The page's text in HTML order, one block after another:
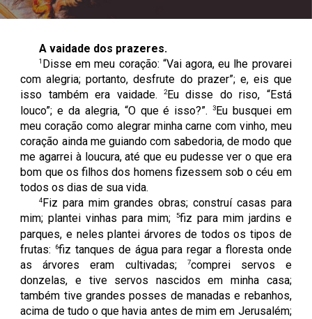
A vaidade dos prazeres.
1 Disse em meu coração: “Vai agora, eu lhe provarei
com alegria; portanto, desfrute do prazer”; e, eis que
isso também era vaidade.
2Eu disse do riso, “Está
louco”; e da alegria, “O que é isso?”.
3Eu busquei em
meu coração como alegrar minha carne com vinho, meu
coração ainda me guiando com sabedoria, de modo que
me agarrei à loucura, até que eu pudesse ver o que era
bom que os filhos dos homens fizessem sob o céu em
todos os dias de sua vida.
4 Fiz para mim grandes obras; construí casas para
mim; plantei vinhas para mim;
5fiz para mim jardins e
parques, e neles plantei árvores de todos os tipos de
frutas:
6fiz tanques de água para regar a floresta onde
as árvores eram cultivadas;
7comprei servos e
donzelas, e tive servos nascidos em minha casa;
também tive grandes posses de manadas e rebanhos,
acima de tudo o que havia antes de mim em Jerusalém;